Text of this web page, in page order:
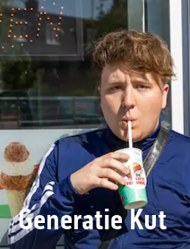
TIP DE
Generatie Kut